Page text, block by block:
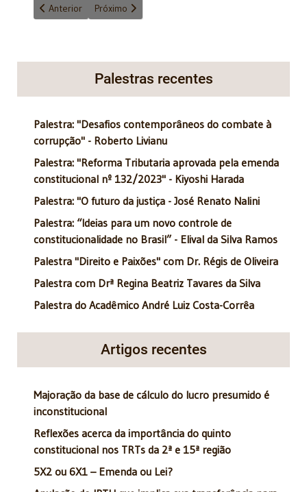
Artigo anterior: O ASSASSINATO DE VILLAVICENCIO NO EQUADOR
Anterior Próximo artigo: Reintrodução do voto de minerva
Próximo
Palestras recentes
Palestra: "Desafios contemporâneos do combate à
corrupção" - Roberto Livianu
Palestra: "Reforma Tributaria aprovada pela emenda
constitucional nº 132/2023" - Kiyoshi Harada
Palestra: "O futuro da justiça - José Renato Nalini
Palestra: “Ideias para um novo controle de
constitucionalidade no Brasil” - Elival da Silva Ramos
Palestra "Direito e Paixões" com Dr. Régis de Oliveira
Palestra com Drª Regina Beatriz Tavares da Silva
Palestra do Acadêmico André Luiz Costa-Corrêa
Artigos recentes
Majoração da base de cálculo do lucro presumido é
inconstitucional
Reflexões acerca da importância do quinto
constitucional nos TRTs da 2ª e 15ª região
5X2 ou 6X1 – Emenda ou Lei?